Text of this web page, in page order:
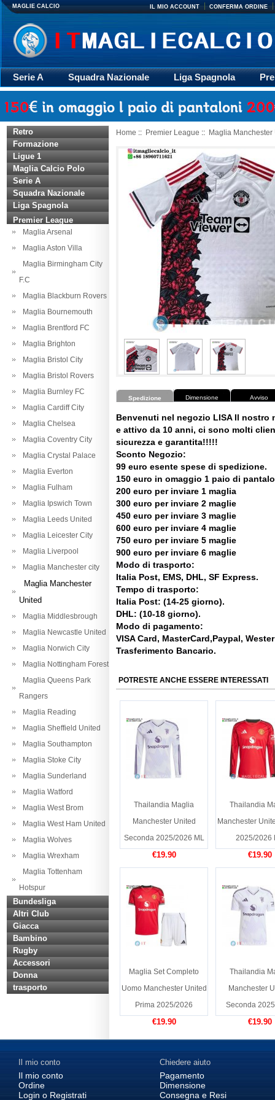
MAGLIE CALCIO IL MIO ACCOUNT CONFERMA ORDINE
Serie A Squadra Nazionale Liga Spagnola
Retro
Formazione
Ligue 1
Maglia Calcio Polo
Serie A
Squadra Nazionale
Liga Spagnola
Premier League
Maglia Arsenal
Maglia Aston Villa
Maglia Birmingham City
F.C
Maglia Blackburn Rovers
Maglia Bournemouth
Maglia Brentford FC
Maglia Brighton
Maglia Bristol City
Maglia Bristol Rovers
Maglia Burnley FC
Maglia Cardiff City
Maglia Chelsea
Maglia Coventry City
Maglia Crystal Palace
Maglia Everton
Maglia Fulham
Maglia Ipswich Town
Maglia Leeds United
Maglia Leicester City
Maglia Liverpool
Maglia Manchester city
Maglia Manchester
United
Maglia Middlesbrough
Maglia Newcastle United
Maglia Norwich City
Maglia Nottingham Forest
Maglia Queens Park
Rangers
Maglia Reading
Maglia Sheffield United
Maglia Southampton
Maglia Stoke City
Maglia Sunderland
Maglia Watford
Maglia West Brom
Maglia West Ham United
Maglia Wolves
Maglia Wrexham
Maglia Tottenham
Hotspur
Bundesliga
Altri Club
Giacca
Bambino
Rugby
Accessori
Donna
trasporto
Home :: Premier League :: Maglia Manchester
Spedizione Dimensione Avviso
Benvenuti nel negozio LISA Il nostro
e attivo da 10 anni, ci sono molti
sicurezza e garantita!!!!!
Sconto Negozio:
99 euro esente spese di spedizione.
150 euro in omaggio 1 paio di
200 euro per inviare 1 maglia
300 euro per inviare 2 maglie
450 euro per inviare 3 maglie
600 euro per inviare 4 maglie
750 euro per inviare 5 maglie
900 euro per inviare 6 maglie
Modo di trasporto:
Italia Post, EMS, DHL, SF Express.
Tempo di trasporto:
Italia Post: (14-25 giorno).
DHL: (10-18 giorno).
Modo di pagamento:
VISA Card, MasterCard,Paypal,
Trasferimento Bancario.
POTRESTE ANCHE ESSERE INTERESSATI
Thailandia Maglia
Manchester United
Seconda 2025/2026 ML
€19.90
Thailandia
Manchester
2025/2026
€19.90
Maglia Set Completo
Uomo Manchester United
Prima 2025/2026
€19.90
Thailandia
Manchester
Seconda
€19.90
Il mio conto
Il mio conto
Ordine
Login o Registrati
Chiedere aiuto
Pagamento
Dimensione
Consegna e Resi